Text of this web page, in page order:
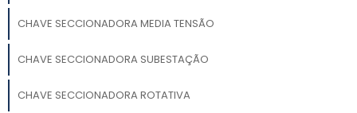
CHAVE SECCIONADORA MEDIA TENSÃO
CHAVE SECCIONADORA SUBESTAÇÃO
CHAVE SECCIONADORA ROTATIVA